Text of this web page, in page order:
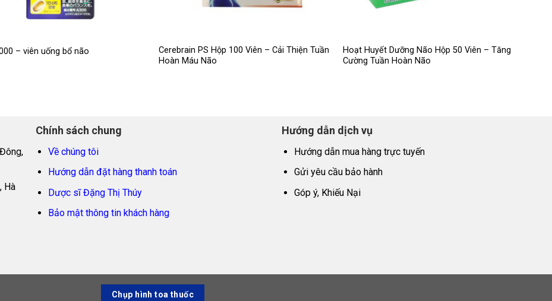
– viên uống bổ não
Cerebrain PS Hộp 100 Viên – Cải Thiện Tuần
Hoàn Máu Não
Hoạt Huyết Dưỡng Não Hộp 50 Viên – Tăng
Cường Tuần Hoàn Não
Hà
Chính sách chung
Về chúng tôi
Hướng dẫn đặt hàng thanh toán
Dược sĩ Đặng Thị Thúy
Bảo mật thông tin khách hàng
Hướng dẫn dịch vụ
Hướng dẫn mua hàng trực tuyến
Gửi yêu cầu bảo hành
Góp ý, Khiếu Nại
Chụp hình toa thuốc